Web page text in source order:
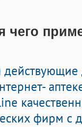
чего
фирм с